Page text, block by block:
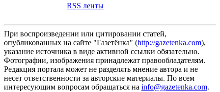
RSS ленты
При воспроизведении или цитировании статей,
опубликованных на сайте "Газетёнка" (http://gazetenka.com),
указание источника в виде активной ссылки обязательно.
Фотографии, изображения принадлежат правообладателям.
Редакция портала может не разделять мнение автора и не
несет ответственности за авторские материалы. По всем
интересующим вопросам обращаться на info@gazetenka.com.